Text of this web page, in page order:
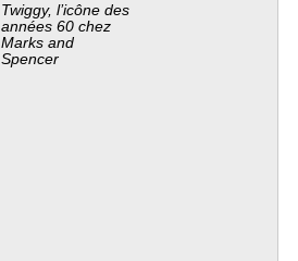
Twiggy, l’icône des
années 60 chez
Marks and
Spencer